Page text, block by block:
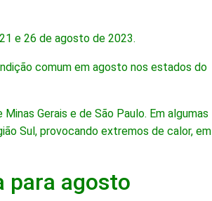
e 26 de agosto de 2023.
comum em agosto nos estados do
Gerais e de São Paulo. Em algumas
Sul, provocando extremos de calor, em
para agosto